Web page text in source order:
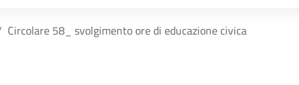
Circolare 58_ svolgimento ore di educazione civica